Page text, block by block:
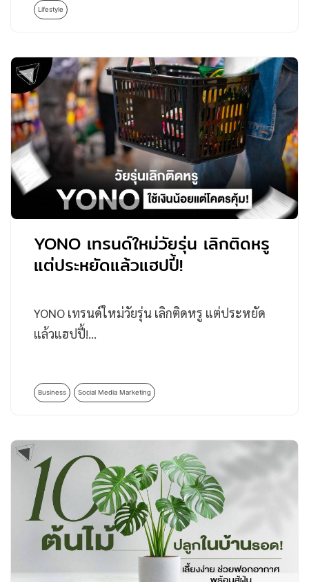
Lifestyle
YONO เทรนด์ใหม่วัยรุ่น เลิกติดหรู
แต่ประหยัดแล้วแฮปปี้!
YONO เทรนด์ใหม่วัยรุ่น เลิกติดหรู แต่ประหยัด
แล้วแฮปปี้!…
Business Social Media Marketing